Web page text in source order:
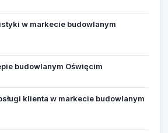
w markecie budowlanym
budowlanym Oświęcim
klienta w markecie budowlanym